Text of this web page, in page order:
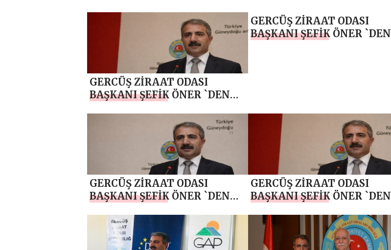
GÜNÜ KUTLAMA MESAJI
GERCÜŞ ZİRAAT ODASI
BAŞKANI ŞEFİK ÖNER `DEN
GERCÜŞ ZİRAAT ODASI
BAŞKANI ŞEFİK ÖNER `DEN
GERCÜŞ ZİRAAT ODASI
BAŞKANI ŞEFİK ÖNER `DEN
GERCÜŞ ZİRAAT ODASI
BAŞKANI ŞEFİK ÖNER `DEN